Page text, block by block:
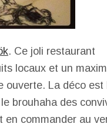
. Ce joli restaurant
locaux et un
ouverte. La déco est
brouhaha des
en commander au